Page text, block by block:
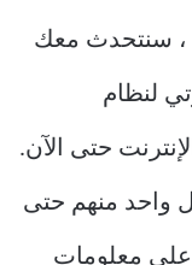
، سنتحدث معك
لنظام
واحد منهم حتى
على معلومات